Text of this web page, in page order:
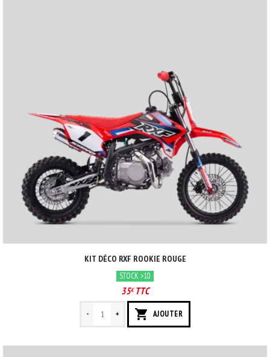
KIT DÉCO RXF ROOKIE ROUGE
STOCK >10
35€TTC
- + AJOUTER